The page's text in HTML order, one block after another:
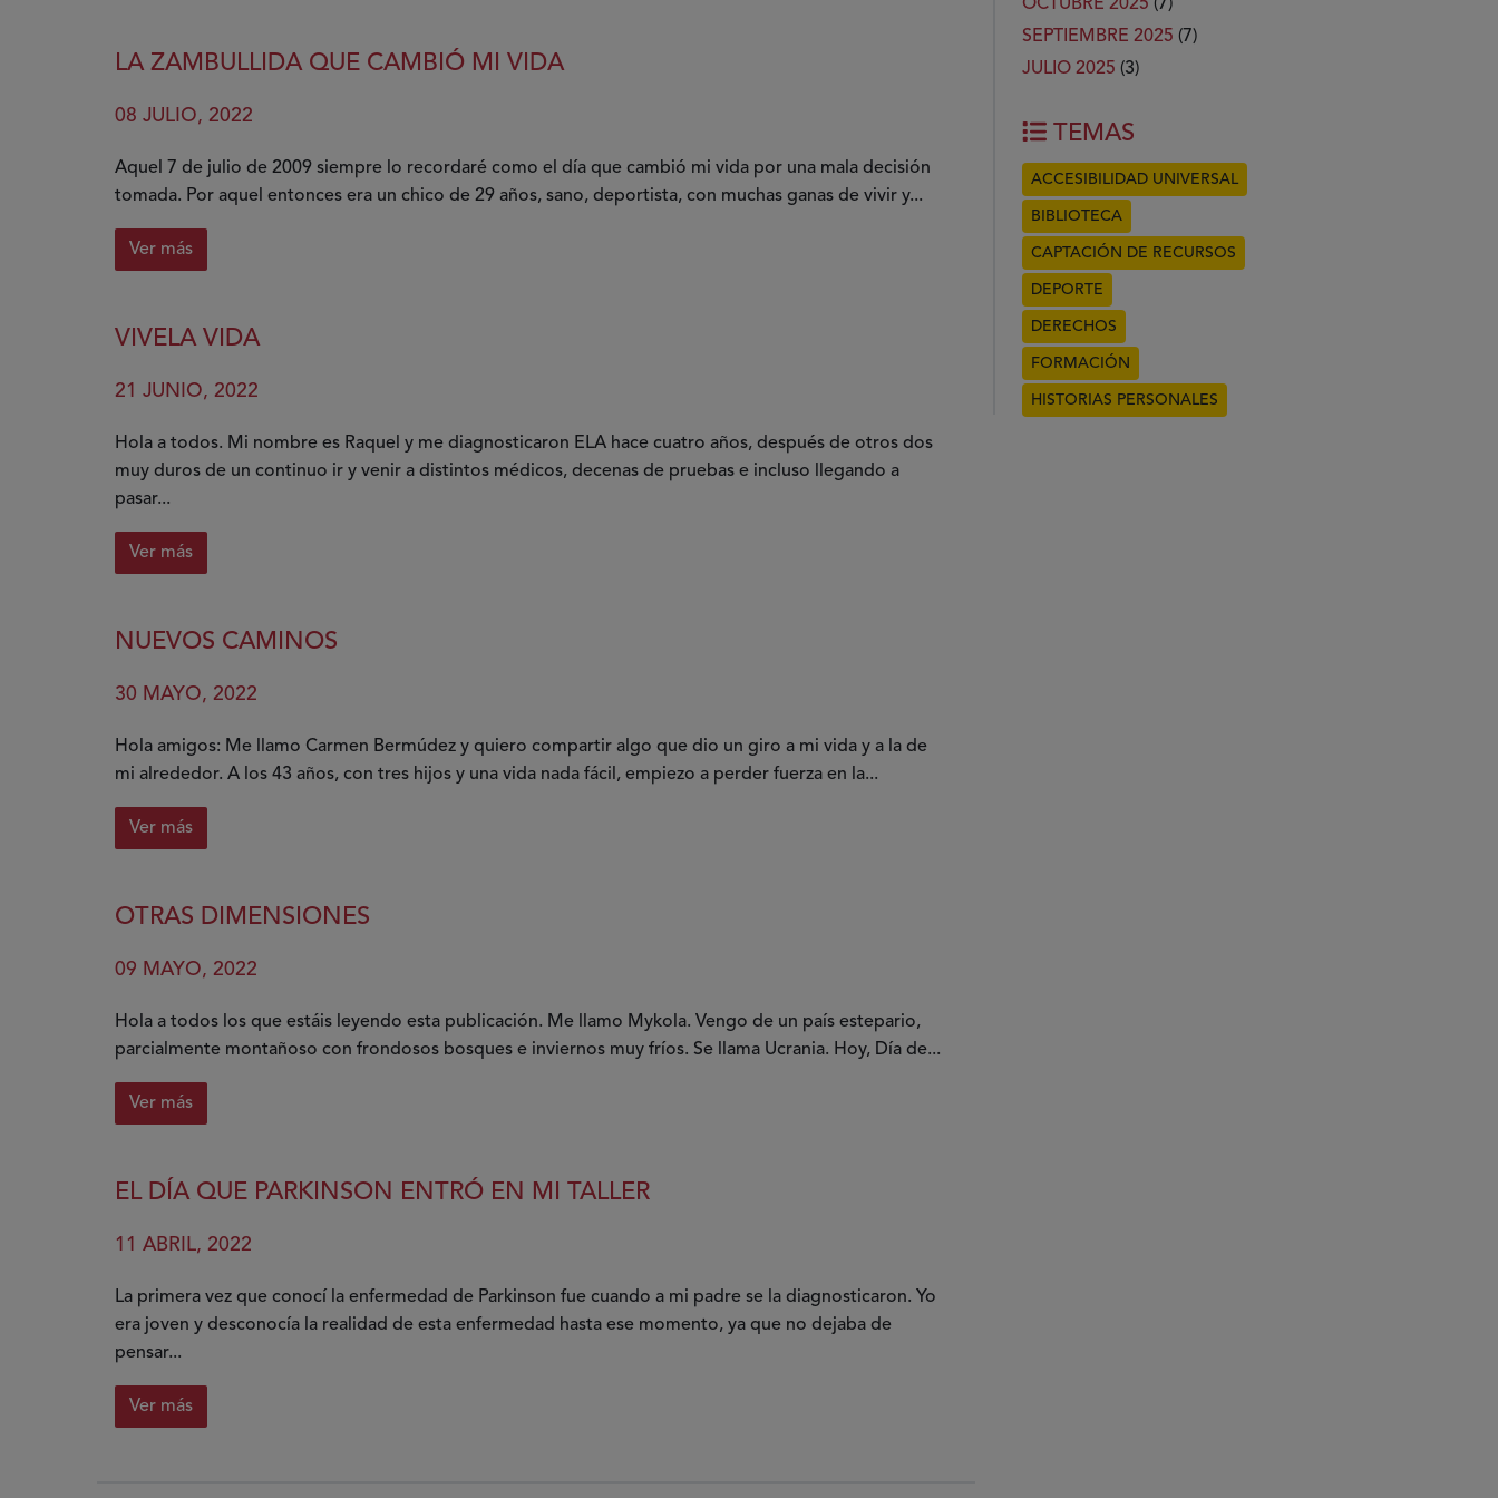
fibrosis
y
juntas,
pero
LA ZAMBULLIDA QUE CAMBIÓ MI VIDA
08 JULIO, 2022
Aquel 7 de julio de 2009 siempre lo recordaré como el día que cambió mi vida por una mala decisión
tomada. Por aquel entonces era un chico de 29 años, sano, deportista, con muchas ganas de vivir y...
Ver más
sobre
zambullida
cambió
vida
VIVELA VIDA
21 JUNIO, 2022
Hola a todos. Mi nombre es Raquel y me diagnosticaron ELA hace cuatro años, después de otros dos
muy duros de un continuo ir y venir a distintos médicos, decenas de pruebas e incluso llegando a
pasar...
Ver más
sobre
VIDA
NUEVOS CAMINOS
30 MAYO, 2022
Hola amigos: Me llamo Carmen Bermúdez y quiero compartir algo que dio un giro a mi vida y a la de
mi alrededor. A los 43 años, con tres hijos y una vida nada fácil, empiezo a perder fuerza en la...
Ver más
sobre
caminos
OTRAS DIMENSIONES
09 MAYO, 2022
Hola a todos los que estáis leyendo esta publicación. Me llamo Mykola. Vengo de un país estepario,
parcialmente montañoso con frondosos bosques e inviernos muy fríos. Se llama Ucrania. Hoy, Día de...
Ver más
sobre
dimensiones
EL DÍA QUE PARKINSON ENTRÓ EN MI TALLER
11 ABRIL, 2022
La primera vez que conocí la enfermedad de Parkinson fue cuando a mi padre se la diagnosticaron. Yo
era joven y desconocía la realidad de esta enfermedad hasta ese momento, ya que no dejaba de
pensar...
Ver más
sobre
OCTUBRE 2025 (7)
SEPTIEMBRE 2025 (7)
JULIO 2025 (3)
TEMAS
ACCESIBILIDAD UNIVERSAL
BIBLIOTECA
CAPTACIÓN DE RECURSOS
DEPORTE
DERECHOS
FORMACIÓN
HISTORIAS PERSONALES